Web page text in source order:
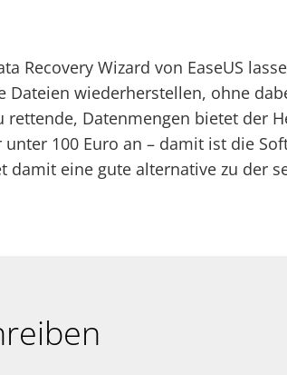
Recovery Wizard von EaseUS
Dateien wiederherstellen, ohne
rettende, Datenmengen bietet der
100 Euro an – damit ist die
damit eine gute alternative zu der